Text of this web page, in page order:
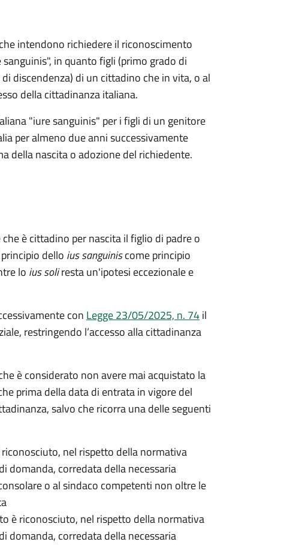
intendono richiedere il riconoscimento
in quanto figli (primo grado di
discendenza) di un cittadino che in vita, o al
della cittadinanza italiana.
"iure sanguinis" per i figli di un genitore
per almeno due anni successivamente
della nascita o adozione del richiedente.
è cittadino per nascita il figlio di padre o
dello ius sanguiniscome principio
lo ius soliresta un'ipotesi eccezionale e
con Legge 23/05/2025, n. 74il
restringendo l’accesso alla cittadinanza
èconsiderato non avere mai acquistato la
prima della data di entrata in vigore del
salvo che ricorra una delle seguenti
nel rispetto della normativa
domanda, corredata della necessaria
o al sindaco competenti non oltre le
è riconosciuto, nel rispetto della normativa
domanda, corredata della necessaria